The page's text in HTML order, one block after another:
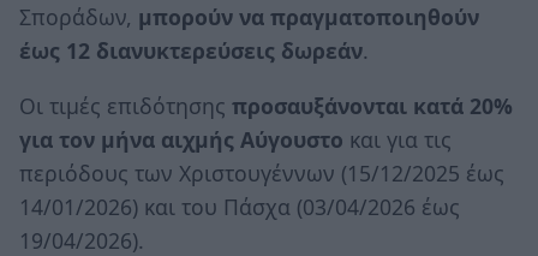
Σποράδων, μπορούν να πραγματοποιηθούν
έως 12 διανυκτερεύσεις δωρεάν.
Οι τιμές επιδότησης προσαυξάνονται κατά 20%
για τον μήνα αιχμής Αύγουστο και για τις
περιόδους των Χριστουγέννων (15/12/2025 έως
14/01/2026) και του Πάσχα (03/04/2026 έως
19/04/2026).